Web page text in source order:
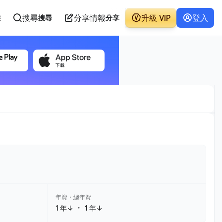
搜尋搜尋 分享情報分享 升級 VIP 登入
年資・總年資
1 年↓ ・1 年↓